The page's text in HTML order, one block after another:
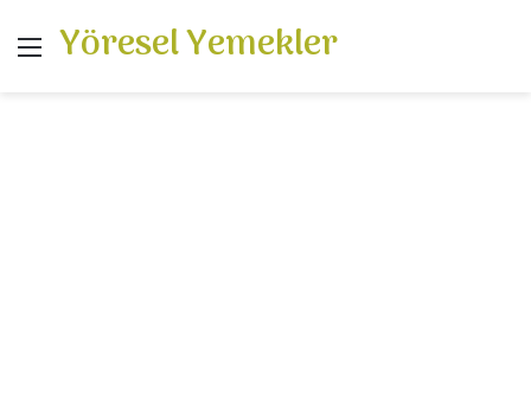
Menü
Yöresel Yemekler